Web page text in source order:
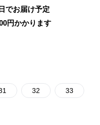
でお届け予定
円かかります
32 33